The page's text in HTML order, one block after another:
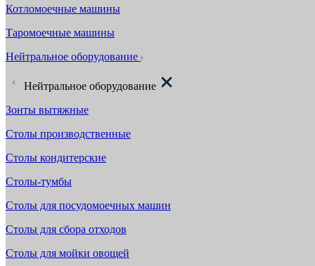
Котломоечные машины
Таромоечные машины
Нейтральное оборудование
Нейтральное оборудование
Зонты вытяжные
Столы производственные
Столы кондитерские
Столы-тумбы
Столы для посудомоечных машин
Столы для сбора отходов
Столы для мойки овощей